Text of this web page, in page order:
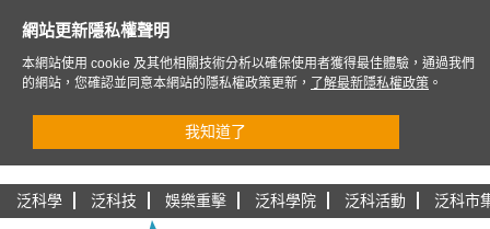
泛科學 泛科技 娛樂重擊 泛科學院 泛科活動 泛科市
網站更新隱私權聲明
本網站使用 cookie 及其他相關技術分析以確保使用者獲得最佳體驗，通過我們
的網站，您確認並同意本網站的隱私權政策更新，
了解最新隱私權政策 。
我知道了